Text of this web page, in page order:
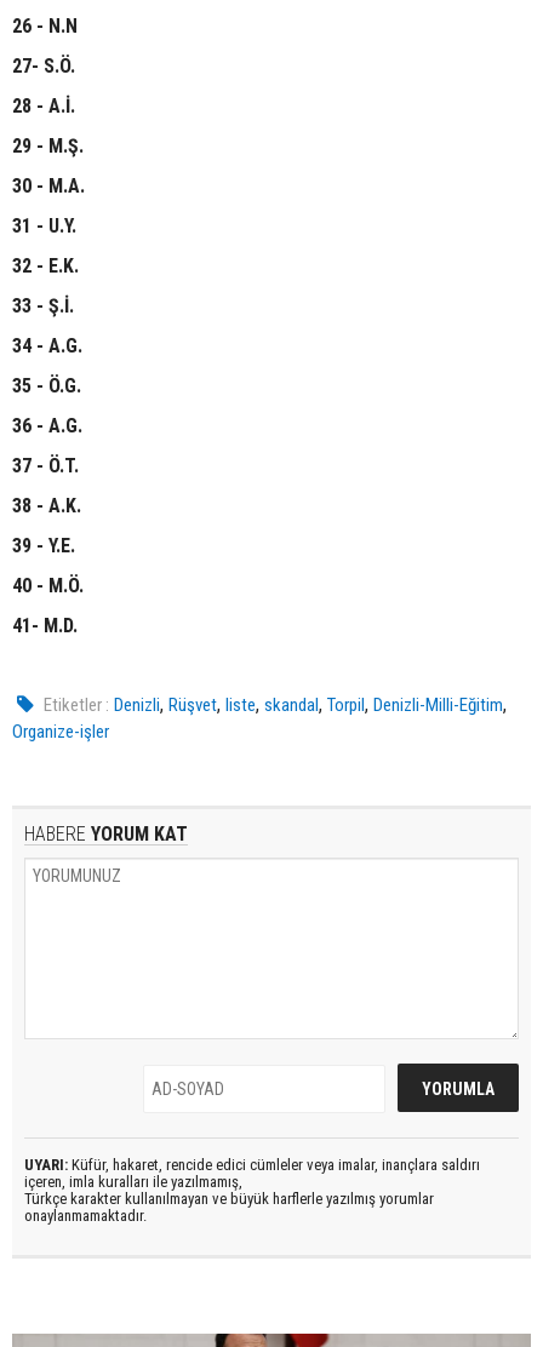
26 - N.N
27- S.Ö.
28 - A.İ.
29 - M.Ş.
30 - M.A.
31 - U.Y.
32 - E.K.
33 - Ş.İ.
34 - A.G.
35 - Ö.G.
36 - A.G.
37 - Ö.T.
38 - A.K.
39 - Y.E.
40 - M.Ö.
41- M.D.
Etiketler : Denizli,Rüşvet,liste,skandal,Torpil,Denizli-Milli-Eğitim,
Organize-işler
HABERE YORUM KAT
UYARI: Küfür, hakaret, rencide edici cümleler veya imalar, inançlara saldırı
içeren, imla kuralları ile yazılmamış,
Türkçe karakter kullanılmayan ve büyük harflerle yazılmış yorumlar
onaylanmamaktadır.